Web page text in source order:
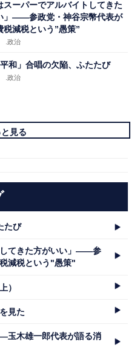
スーパーでアルバイトしてきた
」――参政党・神谷宗幣代表が
税減税という”愚策”
.政治
和」合唱の欠陥、ふたたび
.政治
見る
たび
してきた方がいい」――参
減税という"愚策"
）
見た
玉木雄一郎代表が語る消